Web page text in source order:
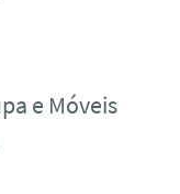
e Móveis